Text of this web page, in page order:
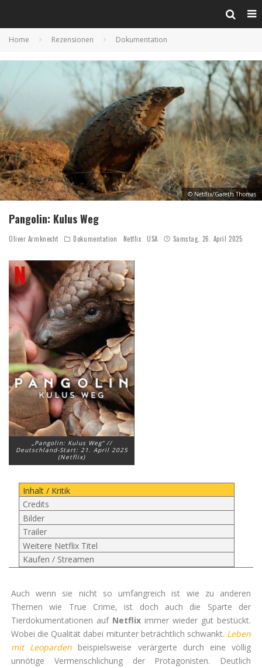
Home Rezensionen Dokumentation
© Netflix/Gareth Thomas
Pangolin: Kulus Weg
Oliver Armknecht Dokumentation Netflix USA Samstag, 26. April 2025
„Pangolin: Kulus Weg“ //
Deutschland-Start: 21. April 2025
(Netflix)
Inhalt / Kritik
Credits
Bilder
Trailer
Weitere Netflix Titel
Kaufen / Streamen
Auch wenn sie nicht so umfangreich ist wie zu anderen
Themen wie True Crime, ist doch auch die Sparte der
Tierdokumentationen auf Netflix immer wieder gut bestückt.
Wobei die Qualität dabei mitunter beträchtlich schwankt. Leben
mit Leoparden beispielsweise verärgerte durch eine völlig
unnötige Vermenschlichung der Protagonisten. Deutlich